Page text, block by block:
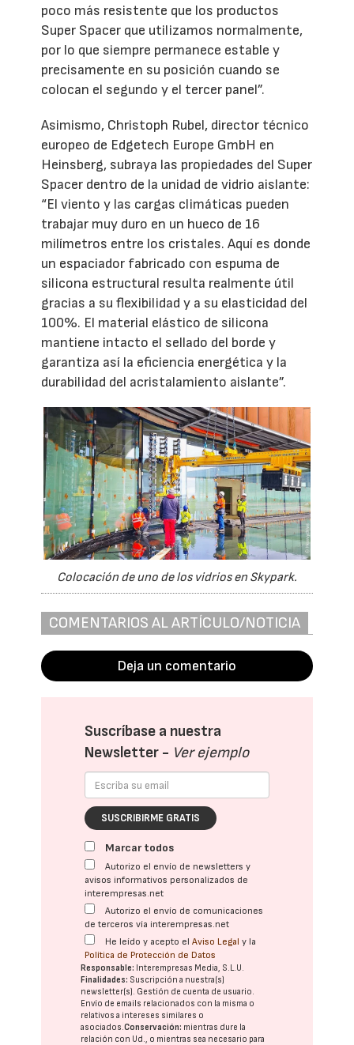
poco más resistente que los productos
Super Spacer que utilizamos normalmente,
por lo que siempre permanece estable y
precisamente en su posición cuando se
colocan el segundo y el tercer panel”.
Asimismo, Christoph Rubel, director técnico
europeo de Edgetech Europe GmbH en
Heinsberg, subraya las propiedades del Super
Spacer dentro de la unidad de vidrio aislante:
“El viento y las cargas climáticas pueden
trabajar muy duro en un hueco de 16
milímetros entre los cristales. Aquí es donde
un espaciador fabricado con espuma de
silicona estructural resulta realmente útil
gracias a su flexibilidad y a su elasticidad del
100%. El material elástico de silicona
mantiene intacto el sellado del borde y
garantiza así la eficiencia energética y la
durabilidad del acristalamiento aislante”.
Colocación de uno de los vidrios en Skypark.
COMENTARIOS AL ARTÍCULO/NOTICIA
Deja un comentario
Suscríbase a nuestra
Newsletter - Ver ejemplo
SUSCRIBIRME GRATIS
Marcar todos
Autorizo el envío de newsletters y
avisos informativos personalizados de
interempresas.net
Autorizo el envío de comunicaciones
de terceros vía interempresas.net
He leído y acepto elAviso Legal y la
Política de Protección de Datos
Responsable: Interempresas Media, S.L.U.
Finalidades: Suscripción a nuestra(s)
newsletter(s). Gestión de cuenta de usuario.
Envío de emails relacionados con la misma o
relativos a intereses similares o
asociados.Conservación: mientras dure la
relación con Ud., o mientras sea necesario para